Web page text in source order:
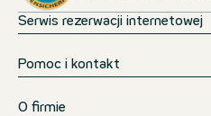
Serwis rezerwacji internetowej
Pomoc i kontakt
O firmie